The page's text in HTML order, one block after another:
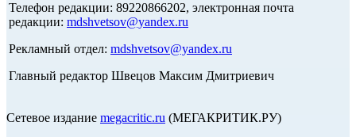
Телефон редакции: 89220866202, электронная почта
редакции: mdshvetsov@yandex.ru
Рекламный отдел: mdshvetsov@yandex.ru
Главный редактор Швецов Максим Дмитриевич
Сетевое издание megacritic.ru (МЕГАКРИТИК.РУ)